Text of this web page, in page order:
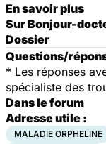
En savoir plus
Sur Bonjour-
Dossier
Questions/
* Les réponses
spécialiste des
Dans le forum
Adresse utile :
MALADIE ORPHELINE